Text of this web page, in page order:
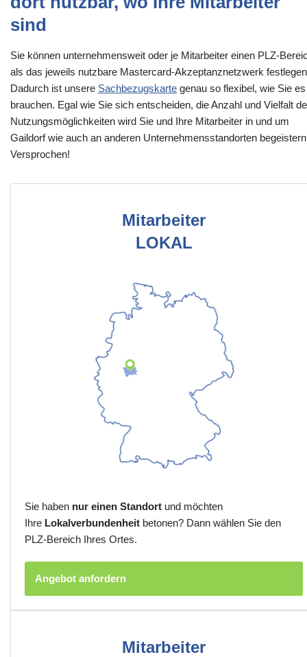
sind
Sie können unternehmensweit oder je Mitarbeiter einen PLZ-
als das jeweils nutzbare Mastercard-Akzeptanznetzwerk
Dadurch ist unsere Sachbezugskarte genau so flexibel, wie Sie es
brauchen. Egal wie Sie sich entscheiden, die Anzahl und Vielfalt
Nutzungsmöglichkeiten wird Sie und Ihre Mitarbeiter in und um
Gaildorf wie auch an anderen Unternehmensstandorten
Versprochen!
Mitarbeiter
LOKAL
Sie haben nur einen Standort und möchten
Ihre Lokalverbundenheit betonen? Dann wählen Sie den
PLZ-Bereich Ihres Ortes.
Angebot anfordern
Mitarbeiter